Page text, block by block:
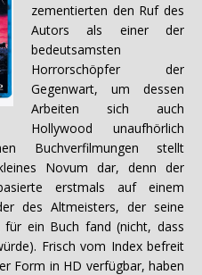
zementierten den Ruf des
Autors als einer der
bedeutsamsten
Horrorschöpfer der
Gegenwart, um dessen
Arbeiten sich auch
Hollywood unaufhörlich
Buchverfilmungen stellt
Novum dar, denn der
erstmals auf einem
des Altmeisters, der seine
ein Buch fand (nicht, dass
Frisch vom Index befreit
Form in HD verfügbar, haben